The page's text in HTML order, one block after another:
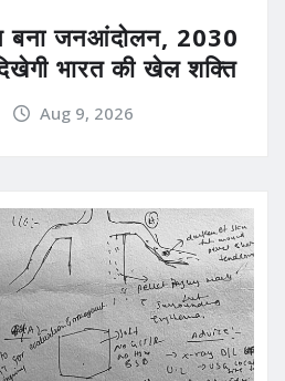
बना जनआंदोलन, 2030
भारत की खेल शक्ति
Aug 9, 2026